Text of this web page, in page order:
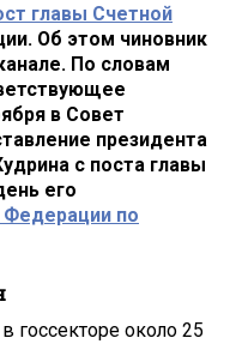
главы Счетной
Об этом чиновник
По словам
в Совет
президента
с поста главы
его
по
госсекторе около 25